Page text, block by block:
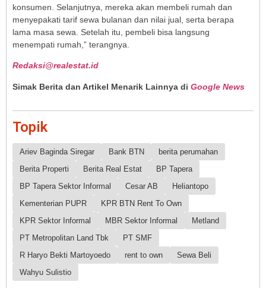
konsumen. Selanjutnya, mereka akan membeli rumah dan
menyepakati tarif sewa bulanan dan nilai jual, serta berapa
lama masa sewa. Setelah itu, pembeli bisa langsung
menempati rumah,” terangnya.
Redaksi@realestat.id
Simak Berita dan Artikel Menarik Lainnya di Google News
Topik
Ariev Baginda Siregar Bank BTN
berita perumahan
Berita Properti
Berita Real Estat
BP Tapera
BP Tapera Sektor Informal
Cesar AB
Heliantopo
Kementerian PUPR
KPR BTN Rent To Own
KPR Sektor Informal
MBR Sektor Informal
Metland
PT Metropolitan Land Tbk
PT SMF
R Haryo Bekti Martoyoedo
rent to own
Sewa Beli
Wahyu Sulistio